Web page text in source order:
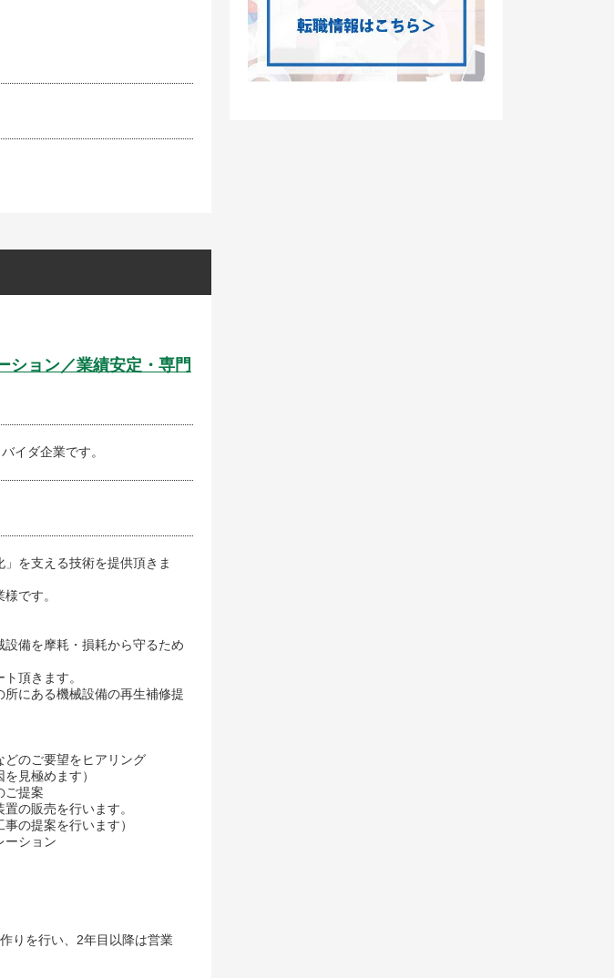
ション／業績安定・専門
イダ企業です。
を支える技術を提供頂きま
です。
備を摩耗・損耗から守るため
頂きます。
にある機械設備の再生補修提
どのご要望をヒアリング
見極めます）
ご提案
の販売を行います。
の提案を行います）
ーション
りを行い、2年目以降は営業